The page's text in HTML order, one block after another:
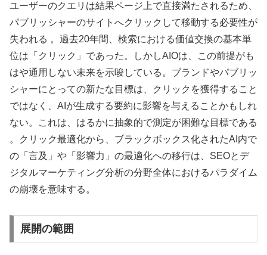
ユーザーのクエリは結果ページ上で直接満たされるため、
パブリッシャーのサイトへクリックして移動する必要性が
失われる 。過去20年間、検索における価値交換の基本単
位は「クリック」であった。しかしAIOは、この前提がも
はや通用しない未来を示唆している。ブランドやパブリッ
シャーにとっての新たな目標は、クリックを獲得すること
ではなく、AIが生成する要約に影響を与えることかもしれ
ない。これは、はるかに抽象的で測定が困難な目標である
。クリック最適化から、ブラックボックス化されたAI内で
の「言及」や「影響力」の最適化への移行は、SEOとデ
ジタルマーケティング分析の分野全体におけるパラダイム
の崩壊を意味する。
展開の範囲